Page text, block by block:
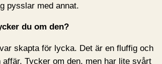
pysslar med annat.
du om den?
skapta för lycka. Det är en fluffig och
Tycker om den, men har lite svårt